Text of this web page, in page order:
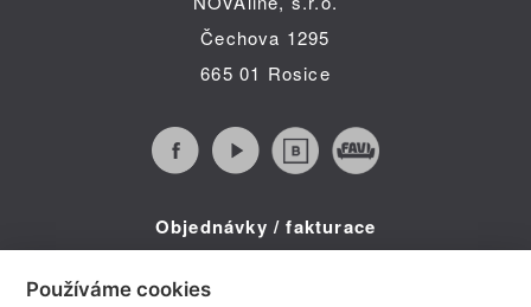
Čechova 1295
665 01 Rosice
Objednávky / fakturace
Telefon: +420 734 322 587
Používáme cookies